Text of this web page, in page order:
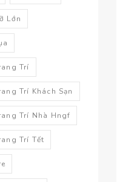
Lớn
Trí
Trí Khách Sạn
Trí Nhà Hngf
Trí Tết